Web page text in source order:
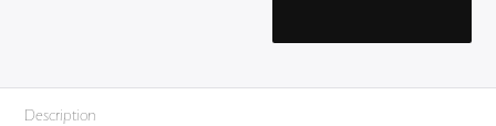
Description